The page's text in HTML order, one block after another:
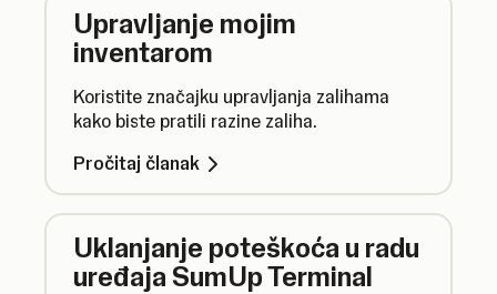
Upravljanje mojim
inventarom
Koristite značajku upravljanja zalihama
kako biste pratili razine zaliha.
Pročitaj članak
Uklanjanje poteškoća u radu
uređaja SumUp Terminal